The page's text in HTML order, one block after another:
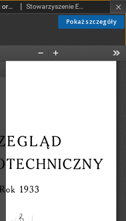
Pokaż szczegóły
Przegląd Elektrotechniczny : organ Stowarzyszenia Elektrotechników Polskich R. XV- Spis rzeczy- (1933) Stowarzyszenie Elektrotechników Polskich.